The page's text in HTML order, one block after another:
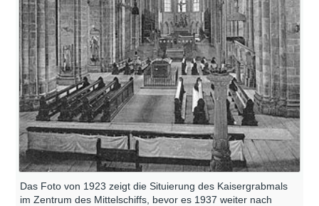
Das Foto von 1923 zeigt die Situierung des Kaisergrabmals
im Zentrum des Mittelschiffs, bevor es 1937 weiter nach